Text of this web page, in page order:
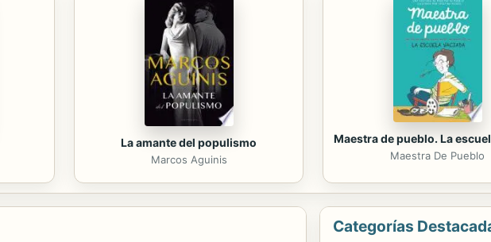
La amante del populismo
Marcos Aguinis
Maestra de pueblo. La
Maestra De Pueblo
Categorías